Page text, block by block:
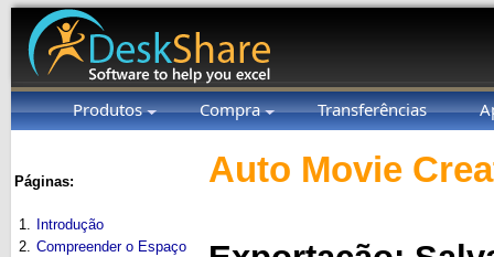
Produtos Compra Transferências
Páginas:
1.
Introdução
2. Compreender o Espaço
Auto Movie